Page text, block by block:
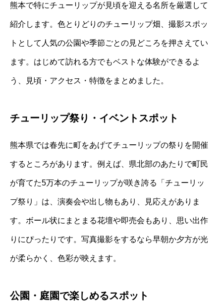
熊本で特にチューリップが見頃を迎える名所を厳選して
紹介します。色とりどりのチューリップ畑、撮影スポッ
トとして人気の公園や季節ごとの見どころを押さえてい
ます。はじめて訪れる方でもベストな体験ができるよ
う、見頃・アクセス・特徴をまとめました。
チューリップ祭り・イベントスポット
熊本県では春先に町をあげてチューリップの祭りを開催
するところがあります。例えば、県北部のあたりで町民
が育てた5万本のチューリップが咲き誇る「チューリッ
プ祭り」は、演奏会や出し物もあり、見応えがありま
す。ボール状にまとまる花壇や即売会もあり、思い出作
りにぴったりです。写真撮影をするなら早朝か夕方が光
が柔らかく、色彩が映えます。
公園・庭園で楽しめるスポット